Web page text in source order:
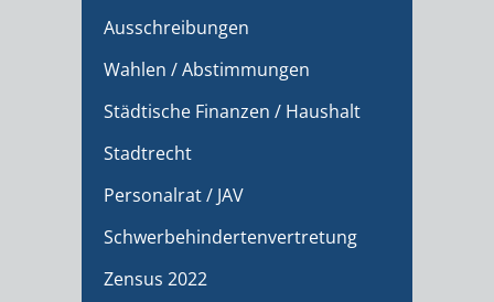
Ausschreibungen
Wahlen / Abstimmungen
Städtische Finanzen / Haushalt
Stadtrecht
Personalrat / JAV
Schwerbehindertenvertretung
Zensus 2022